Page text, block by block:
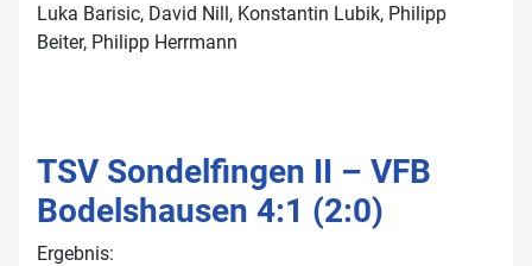
Luka Barisic, David Nill, Konstantin Lubik, Philipp
Beiter, Philipp Herrmann
TSV Sondelfingen II – VFB
Bodelshausen 4:1 (2:0)
Ergebnis: